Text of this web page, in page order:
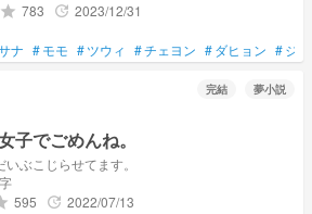
grade 783 update 2023/12/31
ナ #モモ #ツウィ #チェヨン #ダヒョン #ジ
完結 夢小説
子でごめんね。
ぶこじらせてます。
595 update 2022/07/13